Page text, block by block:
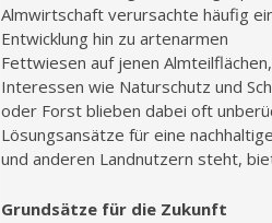
Almwirtschaft verursachte häufig
Entwicklung hin zu artenarmen
Fettwiesen auf jenen
Interessen wie Naturschutz und
oder Forst blieben dabei oft
Lösungsansätze für eine
und anderen Landnutzern steht,
Grundsätze für die Zukunft